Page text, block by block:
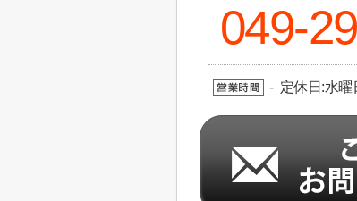
049-
- 定休日:水曜